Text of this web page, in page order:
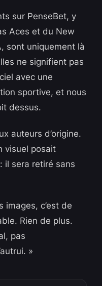
sur PenseBet, y
Aces et du New
sont uniquement là
ne signifient pas
avec une
sportive, et nous
dessus.
auteurs d’origine.
visuel posait
il sera retiré sans
images, c’est de
Rien de plus.
pas
»